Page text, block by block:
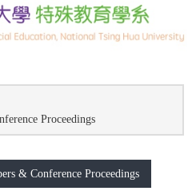
Proceedings
& Conference Proceedings